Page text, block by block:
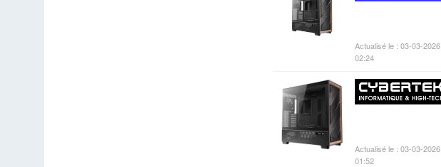
Actualisé le : 03-03-2026
02:24
Actualisé le : 03-03-2026
01:52